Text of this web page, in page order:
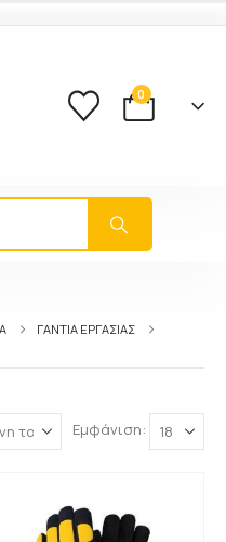
0
ΓΆΝΤΙΑ ΕΡΓΑΣΊΑΣ
Εμφάνιση: